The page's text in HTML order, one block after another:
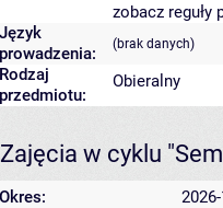
zobacz reguły
Język
prowadzenia:
(brak danych)
Rodzaj
przedmiotu:
Obieralny
Zajęcia w cyklu
Okres: